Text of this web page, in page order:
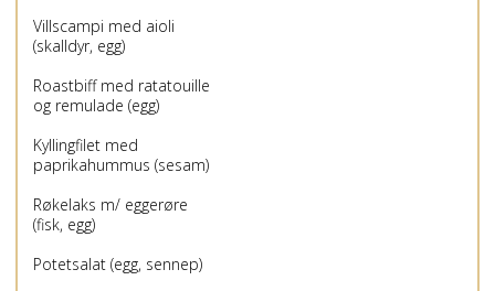
Villscampi med aioli
(skalldyr, egg)
Roastbiff med ratatouille
og remulade (egg)
Kyllingfilet med
paprikahummus (sesam)
Røkelaks m/ eggerøre
(fisk, egg)
Potetsalat (egg, sennep)